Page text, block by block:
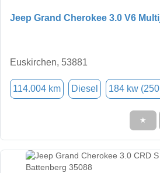
Jeep Grand Cherokee 3.0 V6
Euskirchen, 53881
114.004 km Diesel 184 kw
★